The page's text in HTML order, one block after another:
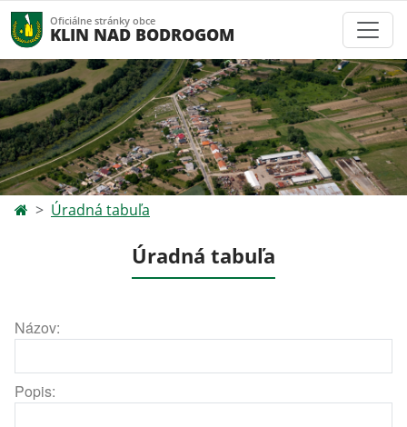
Oficiálne stránky obce
KLIN NAD BODROGOM
Úradná tabuľa
Úradná tabuľa
Názov:
Popis: